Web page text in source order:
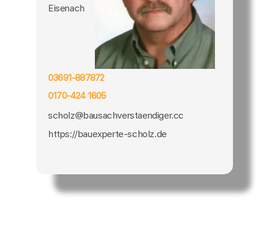
Eisenach
03691-887872
0170-424 1605
scholz@bausachverstaendiger.cc
https://bauexperte-scholz.de